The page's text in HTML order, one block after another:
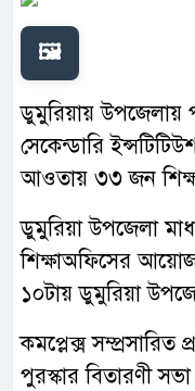
🖼️
ডুমুরিয়ায় উপজেলায়
সেকেন্ডারি
আওতায় ৩৩ জন
ডুমুরিয়া উপজেলা
শিক্ষাঅফিসের
১০টায় ডুমুরিয়া
কমপ্লেক্স সম্প্রসারিত
পুরস্কার বিতারণী